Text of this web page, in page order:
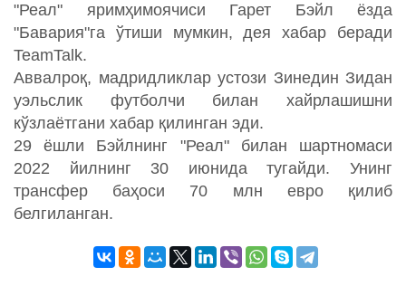
"Реал" яримҳимоячиси Гарет Бэйл ёзда
"Бавария"га ўтиши мумкин, дея хабар беради
TeamTalk.
Аввалроқ, мадридликлар устози Зинедин Зидан
уэльслик футболчи билан хайрлашишни
кўзлаётгани хабар қилинган эди.
29 ёшли Бэйлнинг "Реал" билан шартномаси
2022 йилнинг 30 июнида тугайди. Унинг
трансфер баҳоси 70 млн евро қилиб
белгиланган.